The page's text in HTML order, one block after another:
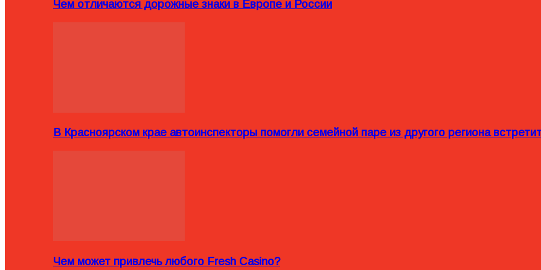
Чем отличаются дорожные знаки в Европе и России
В Красноярском крае автоинспекторы помогли семейной паре из другого региона
Чем может привлечь любого Fresh Casino?